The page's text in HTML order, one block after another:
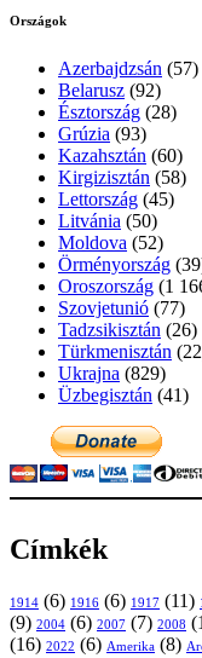
Országok
Azerbajdzsán (57)
Belarusz (92)
Észtország (28)
Grúzia (93)
Kazahsztán (60)
Kirgizisztán (58)
Lettország (45)
Litvánia (50)
Moldova (52)
Örményország
Oroszország (1
Szovjetunió (77)
Tadzsikisztán (26)
Türkmenisztán
Ukrajna (829)
Üzbegisztán (41)
Címkék
1914 (6) 1916 (6) 1917 (11)
(9) 2004 (6) 2007 (7) 2008
(16) 2022 (6) Amerika (8)